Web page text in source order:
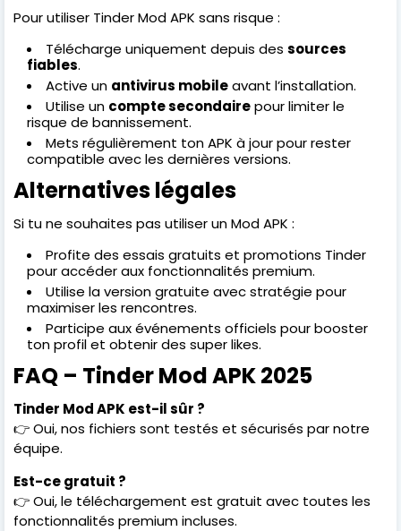
Pour utiliser Tinder Mod APK sans risque :
Télécharge uniquement depuis des sources
fiables.
Active un antivirus mobileavant l’installation.
Utilise un compte secondairepour limiter le
risque de bannissement.
Mets régulièrement ton APK à jour pour rester
compatible avec les dernières versions.
Alternatives légales
Si tu ne souhaites pas utiliser un Mod APK :
Profite des essais gratuits et promotions Tinder
pour accéder aux fonctionnalités premium.
Utilise la version gratuite avec stratégie pour
maximiser les rencontres.
Participe aux événements officiels pour booster
ton profil et obtenir des super likes.
FAQ – Tinder Mod APK 2025
Tinder Mod APK est-il sûr ?
👉 Oui, nos fichiers sont testés et sécurisés par notre
équipe.
Est-ce gratuit ?
👉 Oui, le téléchargement est gratuit avec toutes les
fonctionnalités premium incluses.